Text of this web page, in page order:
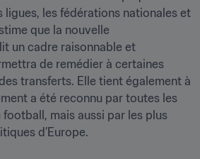
ligues, les fédérations nationales et
que la nouvelle
un cadre raisonnable et
de remédier à certaines
transferts. Elle tient également à
a été reconnu par toutes les
mais aussi par les plus
d’Europe.